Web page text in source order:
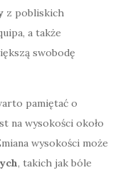
z pobliskich
a także
swobodę
pamiętać o
na wysokości około
wysokości może
, takich jak bóle